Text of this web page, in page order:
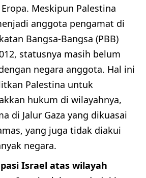
Meskipun Palestina
anggota pengamat di
Bangsa-Bangsa (PBB)
statusnya masih belum
negara anggota. Hal ini
Palestina untuk
hukum di wilayahnya,
di Jalur Gaza yang dikuasai
yang juga tidak diakui
negara.
Israel atas wilayah